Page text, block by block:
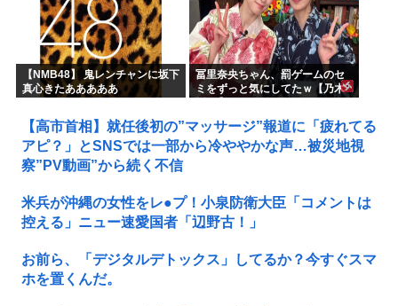
【NMB48】 鬼レンチャンに坂下
真心きたあああああ
冨里奈央ちゃん、罰ゲームのセ
ミをずっと気にしてたｗ【乃木
【高市首相】就任後初の”マッサージ”報道に「疲れてる
アピ？」とSNSでは一部から冷ややかな声…被災地視
察”PV動画”から続く不信
米兵が沖縄の女性をレ●プ！小泉防衛大臣「コメントは
控える」ニュー速愛国者「辺野古！」
お前ら、「デジタルデトックス」してるか？今すぐスマ
ホを置くんだ。